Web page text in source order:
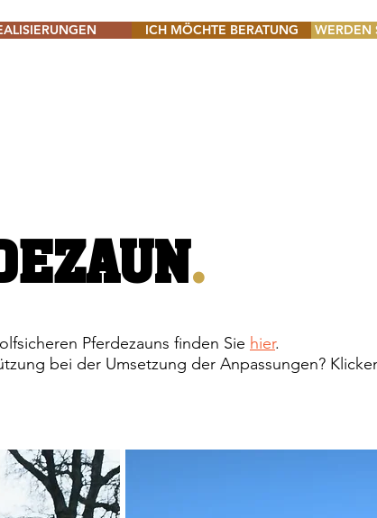
ICH MÖCHTE BERATUNG WERDEN
.
Pferdezauns finden Sie hier.
bei der Umsetzung der Anpassungen?